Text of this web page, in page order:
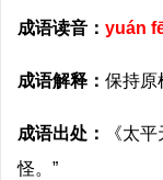
成语读音： yuán
成语解释： 保持原
成语出处：
《太
怪。”